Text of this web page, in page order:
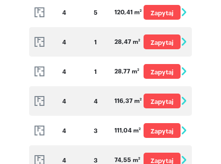
4 5 120,41 m2
Zapytaj
4 1 28,47 m2
Zapytaj
4 1 28,77 m2
Zapytaj
4 4 116,37 m2
Zapytaj
4 3 111,04 m2
Zapytaj
4 3 74,55 m2
Zapytaj